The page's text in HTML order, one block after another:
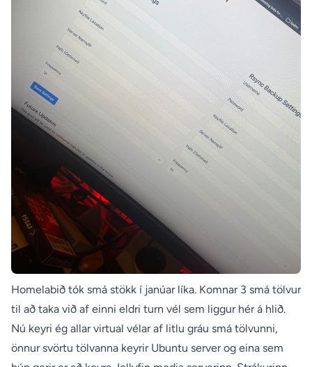
Homelabið tók smá stökk í janúar líka. Komnar 3 smá tölvur
til að taka við af einni eldri turn vél sem liggur hér á hlið.
Nú keyri ég allar virtual vélar af litlu gráu smá tölvunni,
önnur svörtu tölvanna keyrir Ubuntu server og eina sem